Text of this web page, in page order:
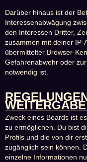
Darüber hinaus ist der
Interessenabwägung
den Interessen Dritter,
zusammen mit deiner
übermittelter Browser-
Gefahrenabwehr oder
notwendig ist.
Zweck eines Boards ist
zu ermöglichen. Du bist
Profils und die von dir
zugänglich sein können.
einzelne Informationen